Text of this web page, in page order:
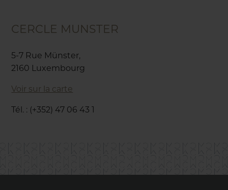
CERCLE MUNSTER
5-7 Rue Münster,
2160 Luxembourg
Voir sur la carte
Tél. : (+352) 47 06 43 1